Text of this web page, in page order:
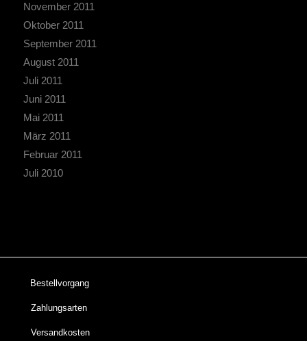
November 2011
Oktober 2011
September 2011
August 2011
Juli 2011
Juni 2011
Mai 2011
März 2011
Februar 2011
Juli 2010
Bestellvorgang
Zahlungsarten
Versandkosten